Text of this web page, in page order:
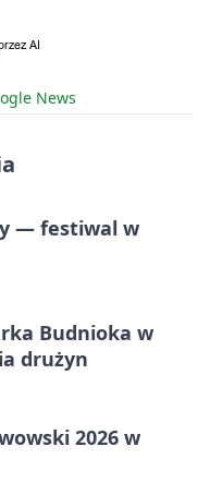
News
— festiwal w
Budnioka w
drużyn
2026 w